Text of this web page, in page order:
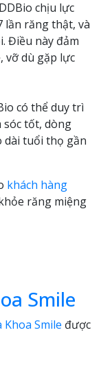
chịu lực
lần răng thật, và
Điều này đảm
vỡ dù gặp lực
có thể duy trì
sóc tốt, dòng
dài tuổi thọ gần
khách hàng
răng miệng
Smile
Khoa Smile được